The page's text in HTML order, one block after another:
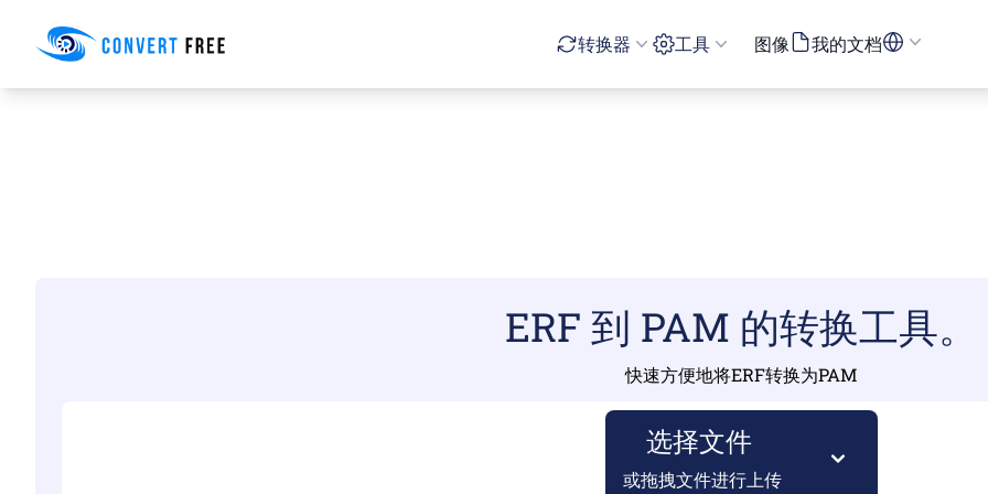
Convert Free 转换器 工具 图像 我的文档
ERF 到 PAM 的转换工具。
快速方便地将ERF转换为PAM
选择文件
或拖拽文件进行上传